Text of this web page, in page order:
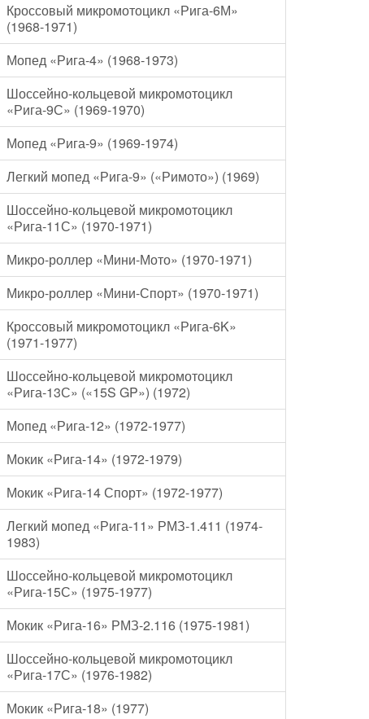
Кроссовый микромотоцикл «Рига-6М»
(1968-1971)
Мопед «Рига-4» (1968-1973)
Шоссейно-кольцевой микромотоцикл
«Рига-9С» (1969-1970)
Мопед «Рига-9» (1969-1974)
Легкий мопед «Рига-9» («Римото») (1969)
Шоссейно-кольцевой микромотоцикл
«Рига-11С» (1970-1971)
Микро-роллер «Мини-Мото» (1970-1971)
Микро-роллер «Мини-Спорт» (1970-1971)
Кроссовый микромотоцикл «Рига-6K»
(1971-1977)
Шоссейно-кольцевой микромотоцикл
«Рига-13С» («15S GP») (1972)
Мопед «Рига-12» (1972-1977)
Мокик «Рига-14» (1972-1979)
Мокик «Рига-14 Спорт» (1972-1977)
Легкий мопед «Рига-11» РМЗ-1.411 (1974-
1983)
Шоссейно-кольцевой микромотоцикл
«Рига-15С» (1975-1977)
Мокик «Рига-16» РМЗ-2.116 (1975-1981)
Шоссейно-кольцевой микромотоцикл
«Рига-17С» (1976-1982)
Мокик «Рига-18» (1977)